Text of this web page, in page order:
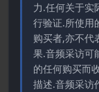
力.任何关于实
行验证.所使用
购买者,亦不代
果.音频采访可
的任何购买而
描述.音频采访